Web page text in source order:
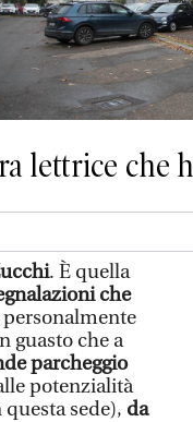
lettrice che
. È quella
che
guasto che a
parcheggio
potenzialità
sede), da